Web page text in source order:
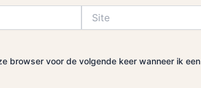
browser voor de volgende keer wanneer ik een